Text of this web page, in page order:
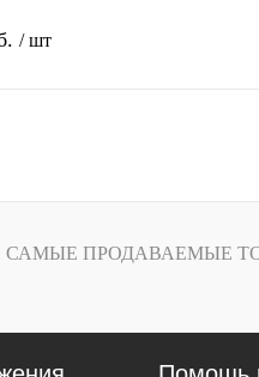
/ шт
1 клик К сравнению
САМЫЕ ПРОДАВАЕМЫЕ